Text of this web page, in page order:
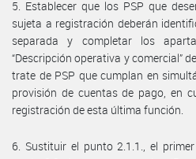
5. Establecer que los PSP que
sujeta a registración deberán
separada y completar los
“Descripción operativa y comercial”
trate de PSP que cumplan en
provisión de cuentas de pago, en
registración de esta última función.
6. Sustituir el punto 2.1.1., el